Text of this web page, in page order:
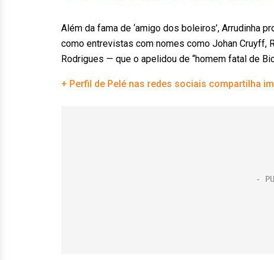
Além da fama de ‘amigo dos boleiros’, Arrudinha
como entrevistas com nomes como Johan Cruyff,
Rodrigues — que o apelidou de “homem fatal de
+ Perfil de Pelé nas redes sociais compartilha